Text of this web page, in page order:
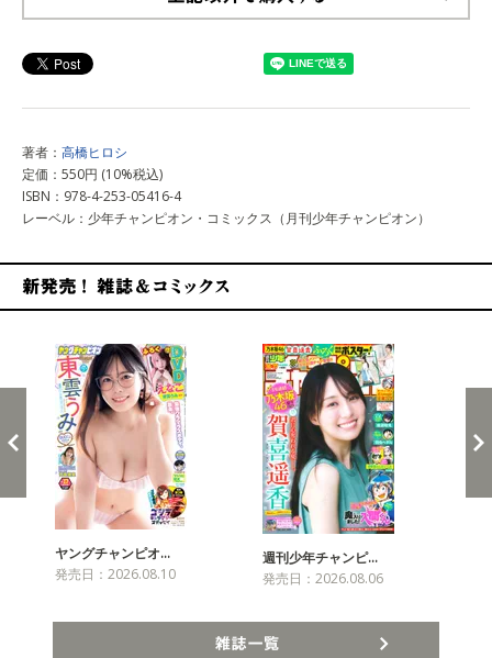
著者： 高橋ヒロシ
定価：550円 (10%税込)
ISBN：978-4-253-05416-4
レーベル：少年チャンピオン・コミックス（月刊少年チャンピオン）
ヤングチャンピオ…
発売日：2026.08.10
週刊少年チャンピ…
発売日：2026.08.06